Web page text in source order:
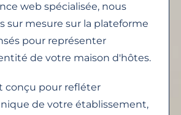
web spécialisée, nous
sur mesure sur la plateforme
pour représenter
de votre maison d'hôtes.
conçu pour refléter
de votre établissement,